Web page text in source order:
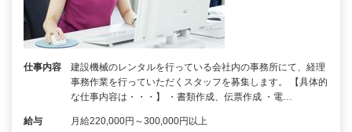
仕事内容
建設機械のレンタルを行っている会社内の事務所にて、経理
事務作業を行っていただくスタッフを募集します。 【具体的
な仕事内容は・・・】 ・書類作成、伝票作成 ・電…
給与 月給220,000円～300,000円以上